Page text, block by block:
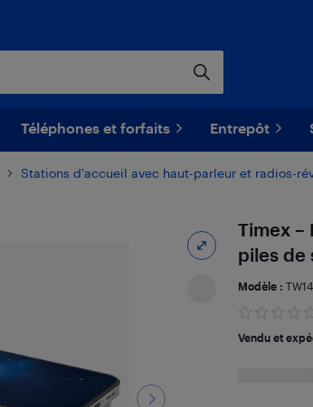
Téléphones et forfaits Entrepôt
Stations d'accueil avec haut-parleur et radios-
Timex –
piles de
Modèle :
Vendu et